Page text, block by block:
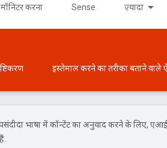
करना Sense ज़्यादा
इस्तेमाल करने का तरीका बताने वाले
भाषा में कॉन्टेंट का अनुवाद करने के लिए,